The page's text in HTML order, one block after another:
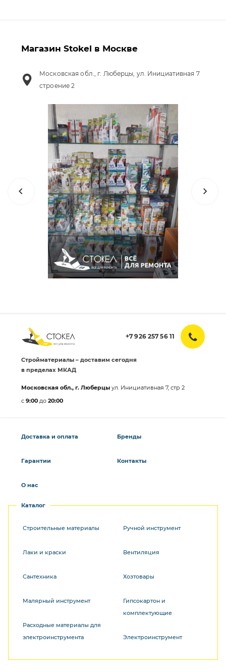
Магазин Stokel в Москве
Московская обл., г. Люберцы, ул. Инициативная 7
строение 2
+7 926 257 56 11
Стройматериалы – доставим сегодня
в пределах МКАД
Московская обл., г. Люберцы ул. Инициативная 7, стр 2
с 9:00 до 20:00
Доставка и оплата
Гарантии
О нас
Бренды
Контакты
Каталог
Строительные материалы
Лаки и краски
Сантехника
Малярный инструмент
Расходные материалы для
электроинструмента
Ручной инструмент
Вентиляция
Хозтовары
Гипсокартон и
комплектующие
Электроинструмент